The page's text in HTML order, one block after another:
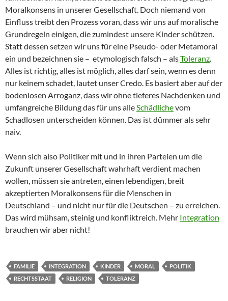
Moralkonsens in unserer Gesellschaft. Doch niemand von
Einfluss treibt den Prozess voran, dass wir uns auf moralische
Grundregeln einigen, die zumindest unsere Kinder schützen.
Statt dessen setzen wir uns für eine Pseudo- oder Metamoral
ein und bezeichnen sie – etymologisch falsch – alsToleranz.
Alles ist richtig, alles ist möglich, alles darf sein, wenn es denn
nur keinem schadet, lautet unser Credo. Es basiert aber auf der
bodenlosen Arroganz, dass wir ohne tieferes Nachdenken und
umfangreiche Bildung das für uns alleSchädlichevom
Schadlosen unterscheiden können. Das ist dümmer als sehr
naiv.
Wenn sich also Politiker mit und in ihren Parteien um die
Zukunft unserer Gesellschaft wahrhaft verdient machen
wollen, müssen sie antreten, einen lebendigen, breit
akzeptierten Moralkonsens für die Menschen in
Deutschland – und nicht nur für die Deutschen – zu erreichen.
Das wird mühsam, steinig und konfliktreich. Mehr Integration
brauchen wir aber nicht!
FAMILIE INTEGRATION KINDER MORAL
POLITIK
RECHTSSTAAT
RELIGION TOLERANZ